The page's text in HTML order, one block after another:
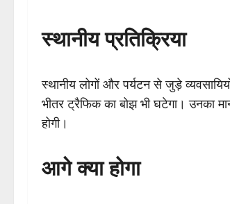
स्थानीय प्रतिक्रिया
स्थानीय लोगों और पर्यटन से जुड़े
भीतर ट्रैफिक का बोझ भी घटेगा। उनका
होगी।
आगे क्या होगा